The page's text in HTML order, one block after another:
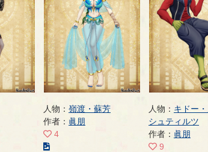
人物： 嶺渡・蘇芳
作者： 眞朋
4
人物： キドー
シュティルツ
作者： 眞朋
9